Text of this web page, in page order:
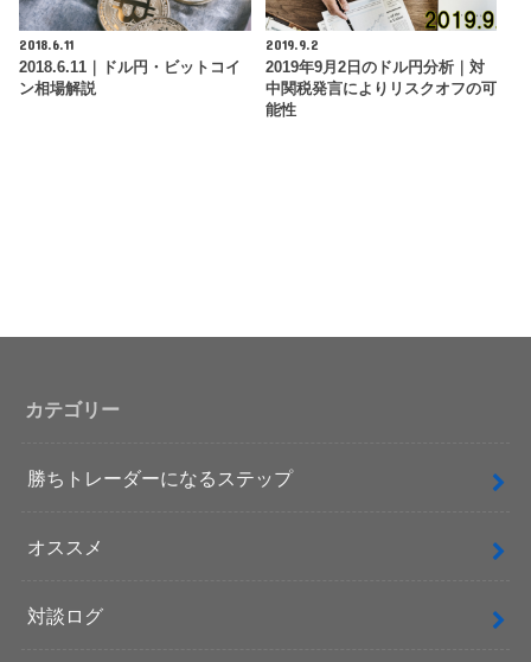
2018.6.11
2018.6.11｜ドル円・ビットコイ
ン相場解説
2019.9.2
2019年9月2日のドル円分析｜対
中関税発言によりリスクオフの可
能性
カテゴリー
勝ちトレーダーになるステップ
オススメ
対談ログ